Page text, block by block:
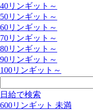
40リンギット～
50リンギット～
60リンギット～
70リンギット～
80リンギット～
90リンギット～
100リンギット～
日給で検索
600リンギット 未満